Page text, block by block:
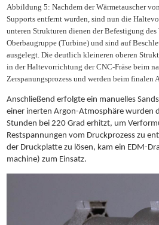
Abbildung 5: Nachdem der Wärmetauscher
Supports entfernt wurden, sind nun die
unteren Strukturen dienen der Befestigung des
Oberbaugruppe (Turbine) und sind auf
ausgelegt. Die deutlich kleineren oberen
in der Haltevorrichtung der CNC-Fräse beim
Zerspanungsprozess und werden beim finalen
Anschließend erfolgte ein manuelles
einer inerten Argon-Atmosphäre wurden
Stunden bei 220 Grad erhitzt, um
Restspannungen vom Druckprozess zu
der Druckplatte zu lösen, kam ein EDM-
machine) zum Einsatz.